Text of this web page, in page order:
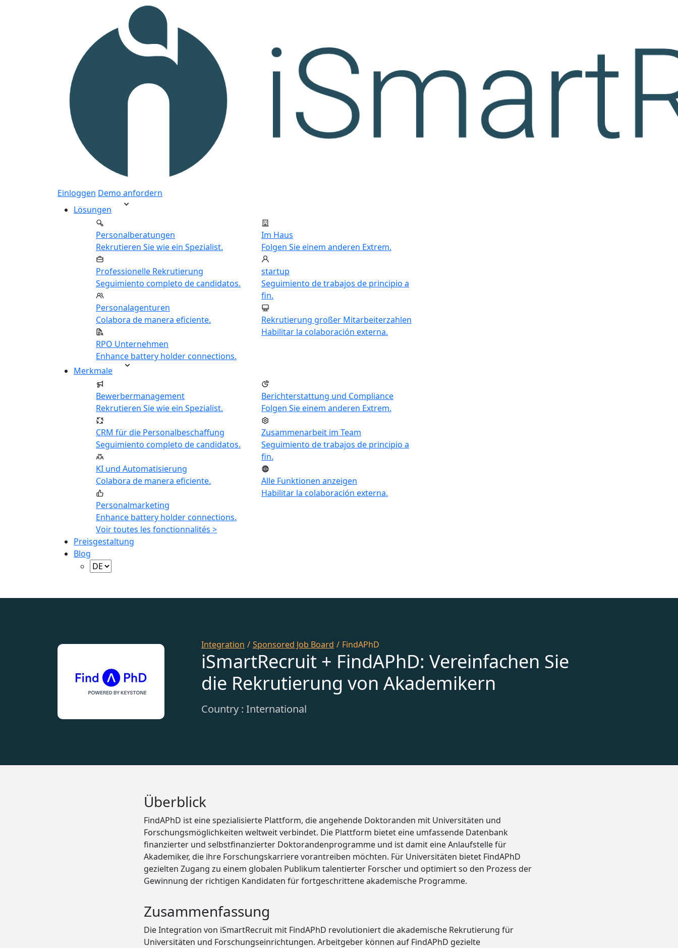
Einloggen Demo anfordern
Lösungen
Personalberatungen
Rekrutieren Sie wie ein Spezialist.
Professionelle Rekrutierung
Seguimiento completo de candidatos.
Personalagenturen
Colabora de manera eficiente.
RPO Unternehmen
Enhance battery holder connections.
Im Haus
Folgen Sie einem anderen Extrem.
startup
Seguimiento de trabajos de principio a
fin.
Rekrutierung großer Mitarbeiterzahlen
Habilitar la colaboración externa.
Merkmale
Bewerbermanagement
Rekrutieren Sie wie ein Spezialist.
CRM für die Personalbeschaffung
Seguimiento completo de candidatos.
KI und Automatisierung
Colabora de manera eficiente.
Personalmarketing
Enhance battery holder connections.
Berichterstattung und Compliance
Folgen Sie einem anderen Extrem.
Zusammenarbeit im Team
Seguimiento de trabajos de principio a
fin.
Alle Funktionen anzeigen
Habilitar la colaboración externa.
Voir toutes les fonctionnalités >
Preisgestaltung
Blog
Integration / Sponsored Job Board / FindAPhD
iSmartRecruit + FindAPhD: Vereinfachen Sie
die Rekrutierung von Akademikern
Country : International
Überblick
FindAPhD ist eine spezialisierte Plattform, die angehende Doktoranden mit Universitäten und
Forschungsmöglichkeiten weltweit verbindet. Die Plattform bietet eine umfassende Datenbank
finanzierter und selbstfinanzierter Doktorandenprogramme und ist damit eine Anlaufstelle für
Akademiker, die ihre Forschungskarriere vorantreiben möchten. Für Universitäten bietet FindAPhD
gezielten Zugang zu einem globalen Publikum talentierter Forscher und optimiert so den Prozess der
Gewinnung der richtigen Kandidaten für fortgeschrittene akademische Programme.
Zusammenfassung
Die Integration von iSmartRecruit mit FindAPhD revolutioniert die akademische Rekrutierung für
Universitäten und Forschungseinrichtungen. Arbeitgeber können auf FindAPhD gezielte